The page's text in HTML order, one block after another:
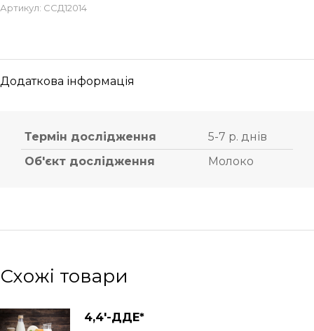
Артикул: ССД12014
Додаткова інформація
Термін дослідження
5-7 р. днів
Об'єкт дослідження
Молоко
Схожі товари
4,4′-ДДЕ*